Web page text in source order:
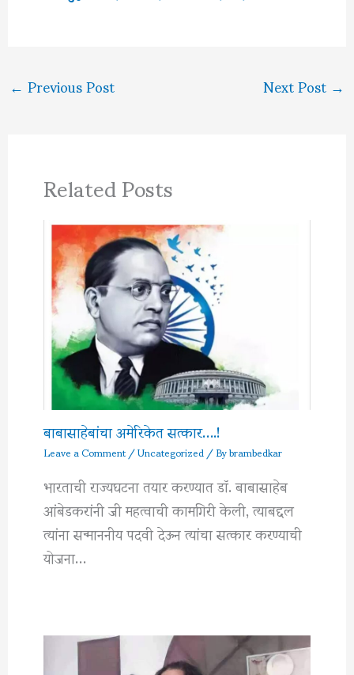
←Previous Post Next Post→
Related Posts
बाबासाहेबांचा अमेरिकेत सत्कार….!
Leave a Comment/Uncategorized/ Bybrambedkar
भारताची राज्यघटना तयार करण्यात डॉ. बाबासाहेब
आंबेडकरांनी जी महत्वाची कामगिरी केली, त्याबद्दल
त्यांना सन्माननीय पदवी देऊन त्यांचा सत्कार करण्याची
योजना…